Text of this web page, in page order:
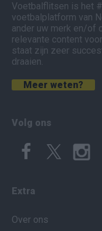
Voetbalflitsen is het
voetbalplatform van
ander uw merk en/of
relevante content
staat zijn zeer
draaien.
Meer weten?
Volg ons
Extra
Over ons